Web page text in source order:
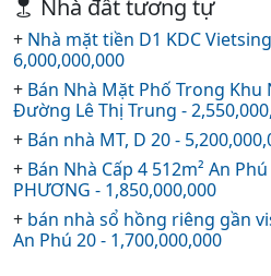
Nhà đất tương tự
+ Nhà mặt tiền D1 KDC
6,000,000,000
+ Bán Nhà Mặt Phố Trong
Đường Lê Thị Trung -
+ Bán nhà MT, D 20 -
+ Bán Nhà Cấp 4 512m² An
PHƯƠNG - 1,850,000,000
+ bán nhà sổ hồng riêng gần
An Phú 20 - 1,700,000,000